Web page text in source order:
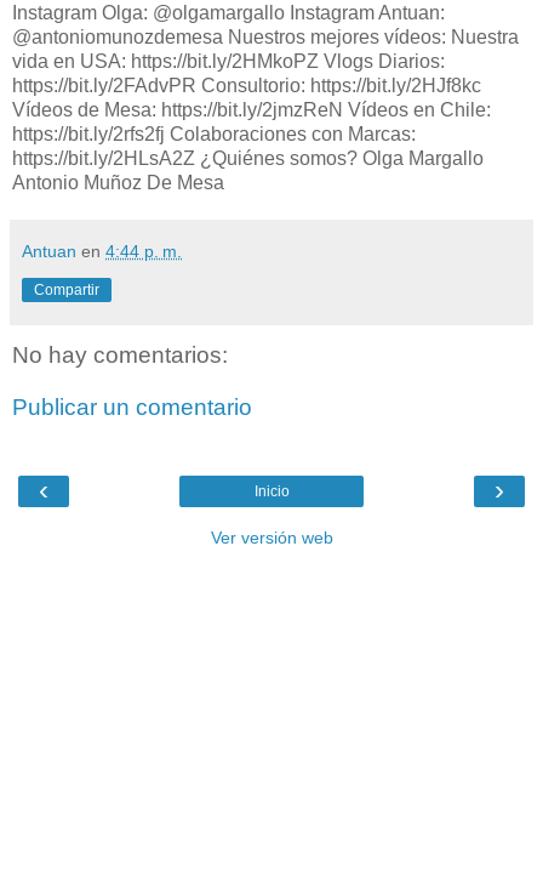
Instagram Olga: @olgamargallo Instagram Antuan:
@antoniomunozdemesa Nuestros mejores vídeos: Nuestra
vida en USA: https://bit.ly/2HMkoPZ Vlogs Diarios:
https://bit.ly/2FAdvPR Consultorio: https://bit.ly/2HJf8kc
Vídeos de Mesa: https://bit.ly/2jmzReN Vídeos en Chile:
https://bit.ly/2rfs2fj Colaboraciones con Marcas:
https://bit.ly/2HLsA2Z ¿Quiénes somos? Olga Margallo
Antonio Muñoz De Mesa
Antuan en 4:44 p. m.
Compartir
No hay comentarios:
Publicar un comentario
‹ ›
Inicio
Ver versión web